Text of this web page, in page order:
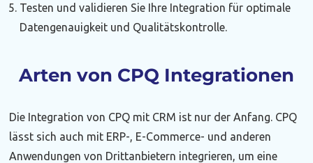
Testen und validieren Sie Ihre Integration für optimale
Datengenauigkeit und Qualitätskontrolle.
Arten von CPQ Integrationen
Die Integration von CPQ mit CRM ist nur der Anfang. CPQ
lässt sich auch mit ERP-, E-Commerce- und anderen
Anwendungen von Drittanbietern integrieren, um eine